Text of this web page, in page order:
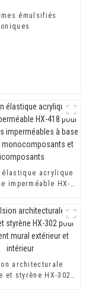
émulsifiés
élastique acrylique
imperméable HX-
à base de
et
architecturale
et styrène HX-302